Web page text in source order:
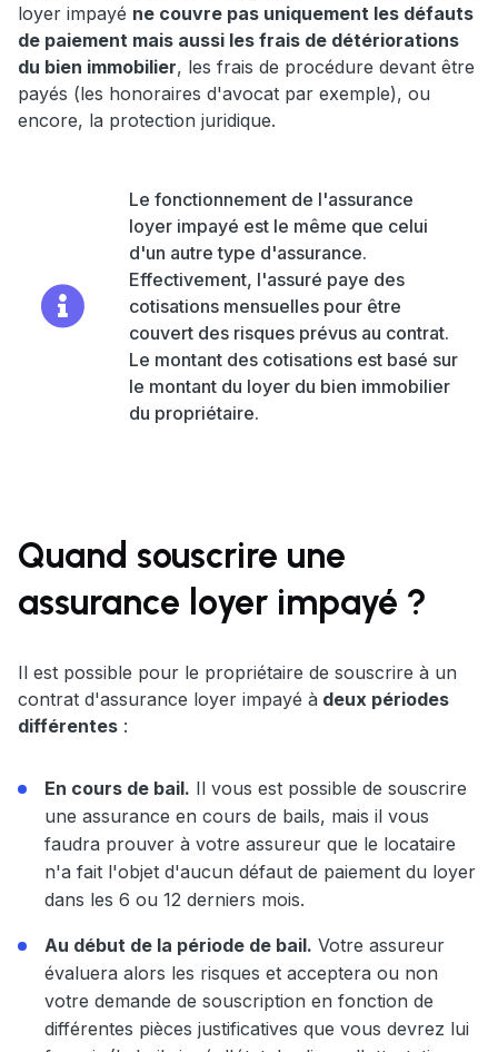
loyer impayé ne couvre pas uniquement les défauts
de paiement mais aussi les frais de détériorations
du bien immobilier, les frais de procédure devant être
payés (les honoraires d'avocat par exemple), ou
encore, la protection juridique.
Le fonctionnement de l'assurance
loyer impayé est le même que celui
d'un autre type d'assurance.
Effectivement, l'assuré paye des
cotisations mensuelles pour être
couvert des risques prévus au contrat.
Le montant des cotisations est basé sur
le montant du loyer du bien immobilier
du propriétaire.
Quand souscrire une
assurance loyer impayé ?
Il est possible pour le propriétaire de souscrire à un
contrat d'assurance loyer impayé à deux périodes
différentes :
En cours de bail. Il vous est possible de souscrire
une assurance en cours de bails, mais il vous
faudra prouver à votre assureur que le locataire
n'a fait l'objet d'aucun défaut de paiement du loyer
dans les 6 ou 12 derniers mois.
Au début de la période de bail. Votre assureur
évaluera alors les risques et acceptera ou non
votre demande de souscription en fonction de
différentes pièces justificatives que vous devrez lui